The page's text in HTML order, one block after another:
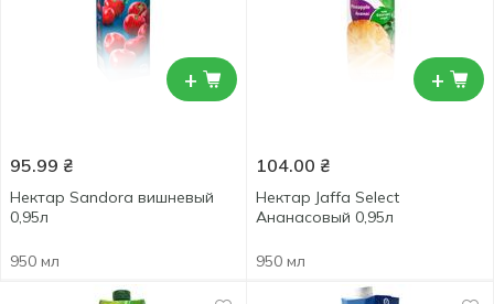
+
95.99 ₴
Нектар Sandora вишневый
0,95л
950 мл
+
104.00 ₴
Нектар Jaffa Select
Ананасовый 0,95л
950 мл